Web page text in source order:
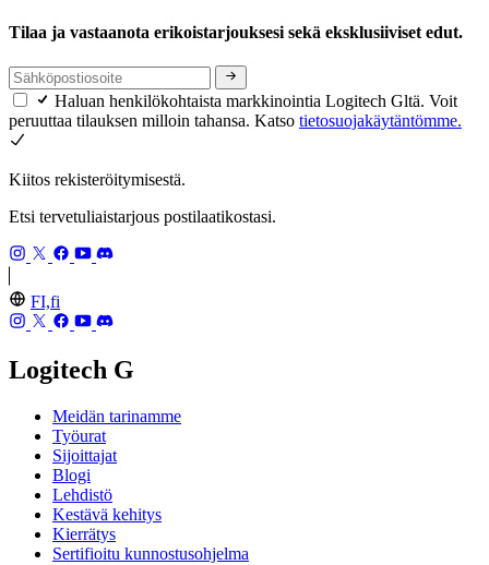
Tilaa ja vastaanota erikoistarjouksesi sekä eksklusiiviset edut.
Haluan henkilökohtaista markkinointia Logitech Gltä. Voit
peruuttaa tilauksen milloin tahansa. Katso tietosuojakäytäntömme.
Kiitos rekisteröitymisestä.
Etsi tervetuliaistarjous postilaatikostasi.
FI,fi
Logitech G
Meidän tarinamme
Työurat
Sijoittajat
Blogi
Lehdistö
Kestävä kehitys
Kierrätys
Sertifioitu kunnostusohjelma